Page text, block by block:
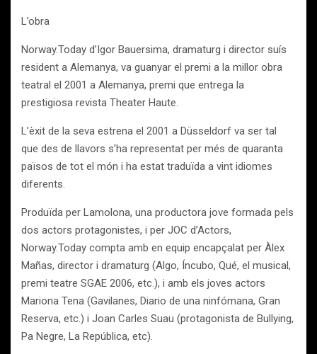
L’obra
Norway.Today d’Igor Bauersima, dramaturg i director suís
resident a Alemanya, va guanyar el premi a la millor obra
teatral el 2001 a Alemanya, premi que entrega la
prestigiosa revista Theater Haute.
L’èxit de la seva estrena el 2001 a Düsseldorf va ser tal
que des de llavors s’ha representat per més de quaranta
països de tot el món i ha estat traduïda a vint idiomes
diferents.
Produïda per Lamolona, una productora jove formada pels
dos actors protagonistes, i per JOC d’Actors,
Norway.Today compta amb en equip encapçalat per Àlex
Mañas, director i dramaturg (Algo, Íncubo, Qué, el musical,
premi teatre SGAE 2006, etc.), i amb els joves actors
Mariona Tena (Gavilanes, Diario de una ninfómana, Gran
Reserva, etc.) i Joan Carles Suau (protagonista de Bullying,
Pa Negre, La República, etc).